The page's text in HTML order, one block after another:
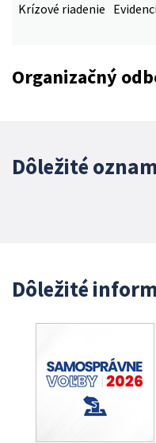
Krízové riadenie
Organizačný
Dôležité
Dôležité